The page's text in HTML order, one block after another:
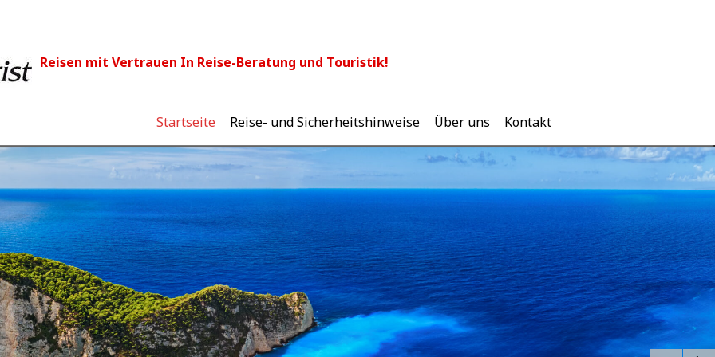
Reisen mit Vertrauen In Reise-Beratung und Touristik!
Startseite Reise- und Sicherheitshinweise Über uns Kontakt